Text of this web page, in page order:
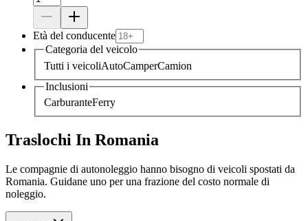
Età del conducente
Categoria del veicolo
Tutti i veicoliAutoCamperCamion
Inclusioni
CarburanteFerry
Traslochi In Romania
Le compagnie di autonoleggio hanno bisogno di veicoli spostati da
Romania. Guidane uno per una frazione del costo normale di
noleggio.